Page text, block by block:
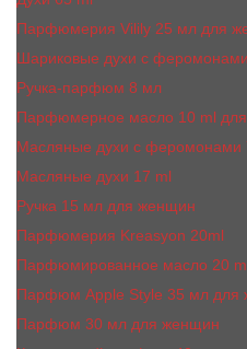
Парфюмерия Vilily 25 мл для
Шариковые духи с
Ручка-парфюм 8 мл
Парфюмерное масло 10 ml
Масляные духи c
Масляные духи 17 ml
Ручка 15 мл для женщин
Парфюмерия Kreasyon 20ml
Парфюмированное масло 20
Парфюм Apple Style 35 мл для
Парфюм 30 мл для женщин